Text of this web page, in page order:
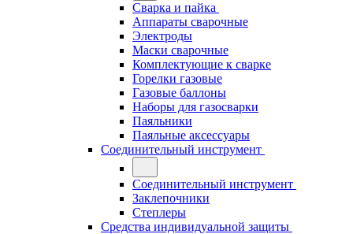
Сварка и пайка
Аппараты сварочные
Электроды
Маски сварочные
Комплектующие к сварке
Горелки газовые
Газовые баллоны
Наборы для газосварки
Паяльники
Паяльные аксессуары
Соединительный инструмент
Соединительный инструмент
Заклепочники
Степлеры
Средства индивидуальной защиты